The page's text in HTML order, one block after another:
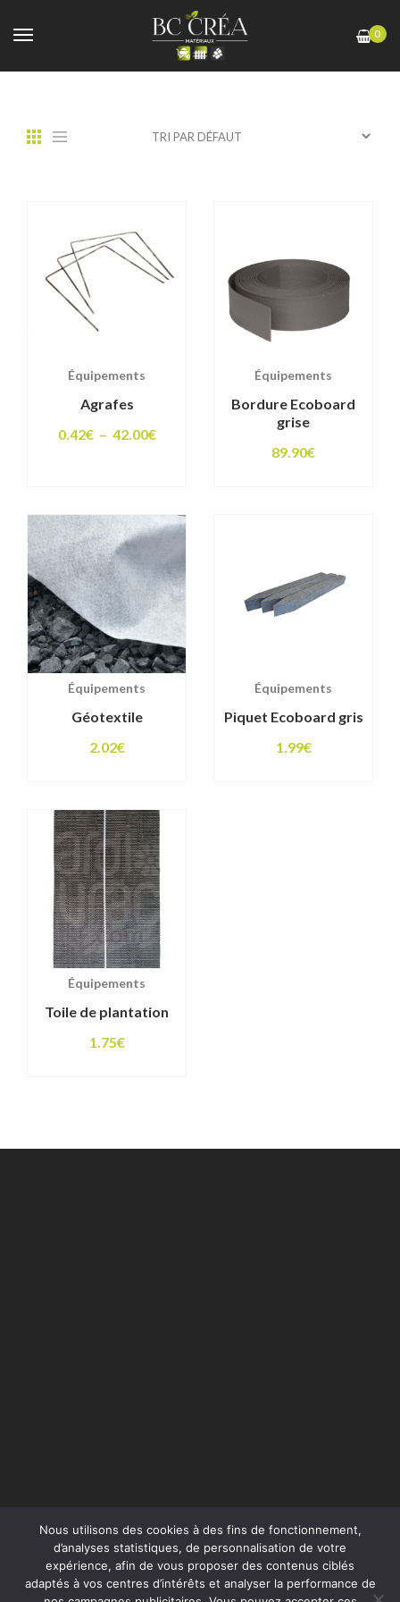
0
Équipements
Agrafes
0.42€ – 42.00€Plage
à
42.00€
Équipements
Bordure Ecoboard
grise
89.90€
Équipements
Géotextile
2.02€
Équipements
Piquet Ecoboard gris
1.99€
Équipements
Toile de plantation
1.75€
Nous utilisons des cookies à des fins de fonctionnement,
d’analyses statistiques, de personnalisation de votre
expérience, afin de vous proposer des contenus ciblés
adaptés à vos centres d’intérêts et analyser la performance de